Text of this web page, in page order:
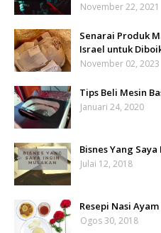
November 22, 2021
Senarai Produk
Israel untuk
November 02, 2023
Tips Beli Mesin
Januari 24, 2020
Bisnes Yang
Julai 12, 2018
Resepi Nasi
Ogos 30, 2018